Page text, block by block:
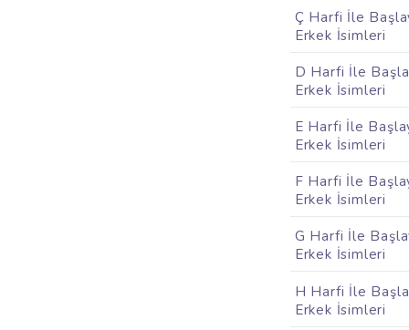
Ç Harfi İle
Erkek İsimleri
D Harfi İle
Erkek İsimleri
E Harfi İle
Erkek İsimleri
F Harfi İle
Erkek İsimleri
G Harfi İle
Erkek İsimleri
H Harfi İle
Erkek İsimleri